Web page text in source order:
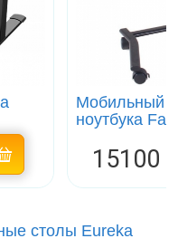
Мобильный
ноутбука
15100
столы Eureka